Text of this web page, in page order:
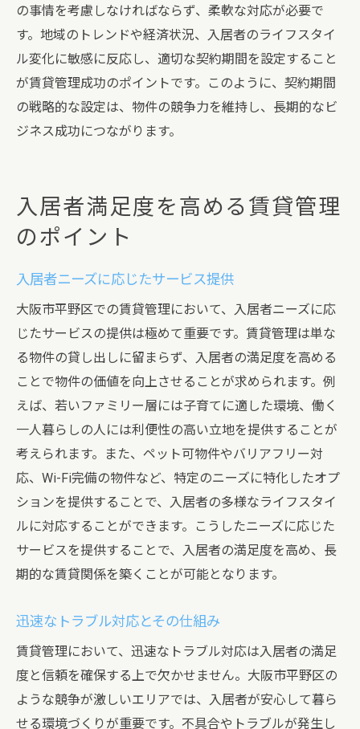
の事情を考慮しなければならず、柔軟な対応が必要で
す。地域のトレンドや経済状況、入居者のライフスタイ
ル変化に敏感に反応し、適切な契約期間を設定すること
が賃貸管理成功のポイントです。このように、契約期間
の戦略的な設定は、物件の競争力を維持し、長期的なビ
ジネス成功につながります。
入居者満足度を高める賃貸管理
のポイント
入居者ニーズに応じたサービス提供
大阪市平野区での賃貸管理において、入居者ニーズに応
じたサービスの提供は極めて重要です。賃貸管理は単な
る物件の貸し出しに留まらず、入居者の満足度を高める
ことで物件の価値を向上させることが求められます。例
えば、若いファミリー層には子育てに適した環境、働く
一人暮らしの人には利便性の高い立地を提供することが
考えられます。また、ペット可物件やバリアフリー対
応、Wi-Fi完備の物件など、特定のニーズに特化したオプ
ションを提供することで、入居者の多様なライフスタイ
ルに対応することができます。こうしたニーズに応じた
サービスを提供することで、入居者の満足度を高め、長
期的な賃貸関係を築くことが可能となります。
迅速なトラブル対応とその仕組み
賃貸管理において、迅速なトラブル対応は入居者の満足
度と信頼を確保する上で欠かせません。大阪市平野区の
ような競争が激しいエリアでは、入居者が安心して暮ら
せる環境づくりが重要です。不具合やトラブルが発生し